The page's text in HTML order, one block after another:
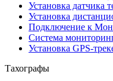
Установка датчика
Установка
Подключение к
Система
Установка GPS-
Тахографы